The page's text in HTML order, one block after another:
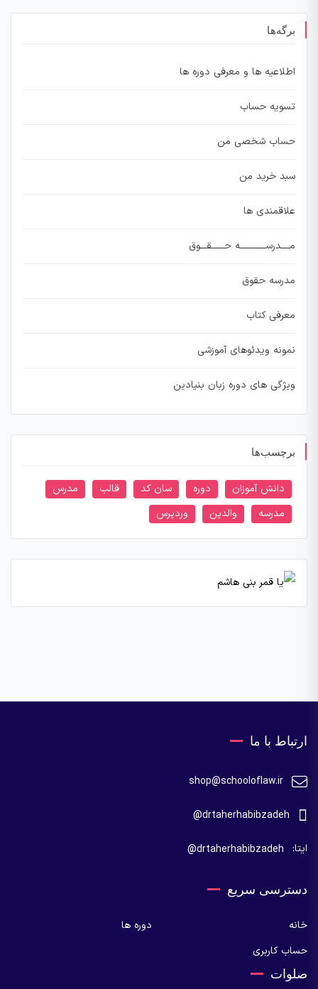
برگه‌ها
اطلاعیه ها و معرفی دوره ها
تسویه حساب
حساب شخصی من
سبد خرید من
علاقمندی ها
مــــدرســــــــــــه حــــــقـــوق
مدرسه حقوق
معرفی کتاب
نمونه ویدئوهای آموزشی
ویژگی های دوره زبان بنیادین
برچسب‌ها
دانش آموزان دوره سان کد قالب
مدرس
مدرسه
والدین وردپرس
ارتباط با ما
shop@schooloflaw.ir
drtaherhabibzadeh@
ایتا: drtaherhabibzadeh@
دسترسی سریع
خانه
دوره ها
حساب کاربری
صلوات